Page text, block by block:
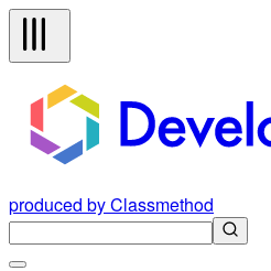
produced by Classmethod